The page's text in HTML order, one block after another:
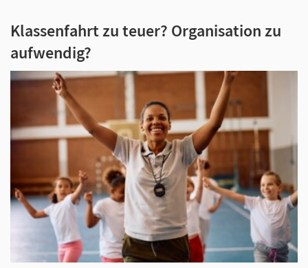
Klassenfahrt zu teuer? Organisation zu
aufwendig?